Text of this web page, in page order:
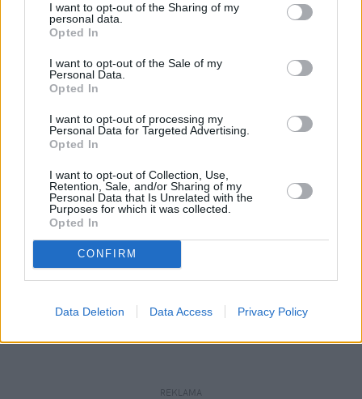
I want to opt-out of the Sharing of my
personal data.
Opted In
I want to opt-out of the Sale of my
Personal Data.
Opted In
I want to opt-out of processing my
Personal Data for Targeted Advertising.
Opted In
I want to opt-out of Collection, Use,
Retention, Sale, and/or Sharing of my
Personal Data that Is Unrelated with the
Purposes for which it was collected.
Opted In
CONFIRM
Data Deletion Data Access Privacy Policy
Mały odprysk to wielki problem.
Pojechałem sprawdzić, jak w 30 minut
uratować szybę (i portfel)
Wydaje ci się, że to tylko mała kropka na szkle? "E
tam, nie widać, pojeżdżę tak jeszcze sezon" – myśli
wielu z nas. Sam tak kiedyś myślałem, dopóki nie
pogadałem z ekspertem. Prawda jest taka, że ten
mały odprysk na szybie to tykająca bomba. Gdy
wjedziesz w dziurę albo trafi cię nagła zmiana
temperatury, "pajączek" pójdzie dalej i zamiast
taniej naprawy, czeka cię kosztowna wymiana
na własne oczy zobaczyć, jak profesjonaliści radzą
REKLAMA